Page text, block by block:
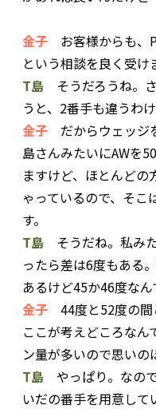
金子 お客様からも、
という相談を良く受け
T島 そうだろうね。
うと、2番手も違うわ
金子 だからウェッジ
島さんみたいにAWを
ますけど、ほとんど
ゃっているので、そこ
す。
T島 そうだね。私み
ったら差は6度もある
あるけど45か46度なん
金子 44度と52度の間
ここが考えどころな
ン量が多いので思いの
T島 やっぱり。なの
いだの番手を用意して